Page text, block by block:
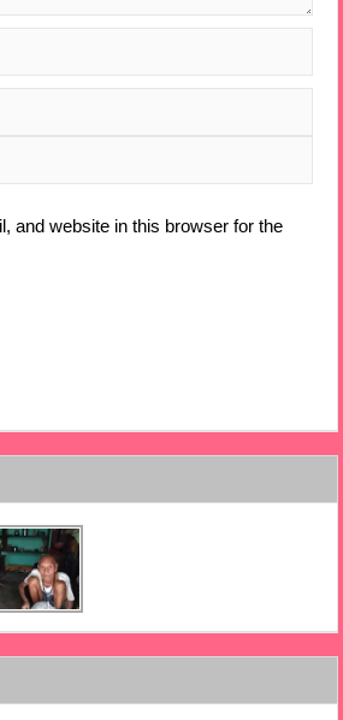
and website in this browser for the